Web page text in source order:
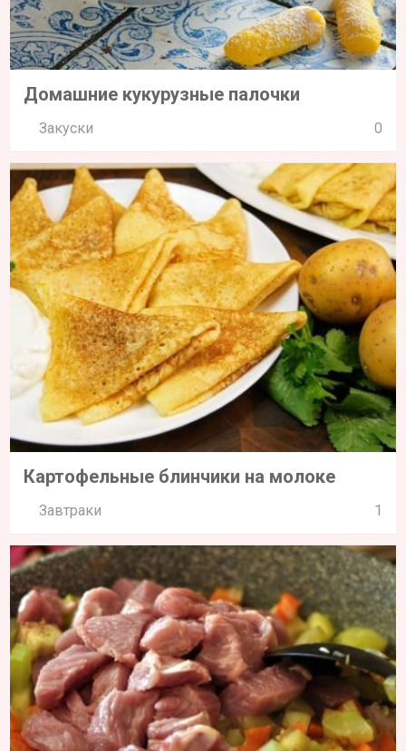
Домашние кукурузные палочки
Закуски 0
Картофельные блинчики на молоке
Завтраки 1